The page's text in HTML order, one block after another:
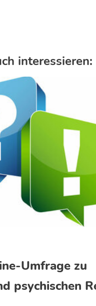
interessieren:
Umfrage zu
psychischen